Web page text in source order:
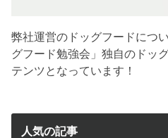
弊社運営のドッグフードにつ
グフード勉強会」独自のドッ
テンツとなっています！
人気の記事